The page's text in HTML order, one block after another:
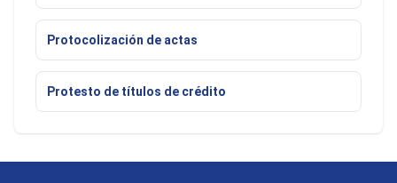
Protocolización de actas
Protesto de títulos de crédito